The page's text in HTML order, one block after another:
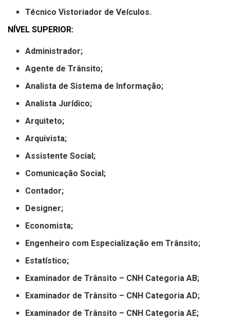
Técnico Vistoriador de Veículos.
NÍVEL SUPERIOR:
Administrador;
Agente de Trânsito;
Analista de Sistema de Informação;
Analista Jurídico;
Arquiteto;
Arquivista;
Assistente Social;
Comunicação Social;
Contador;
Designer;
Economista;
Engenheiro com Especialização em Trânsito;
Estatístico;
Examinador de Trânsito – CNH Categoria AB;
Examinador de Trânsito – CNH Categoria AD;
Examinador de Trânsito – CNH Categoria AE;